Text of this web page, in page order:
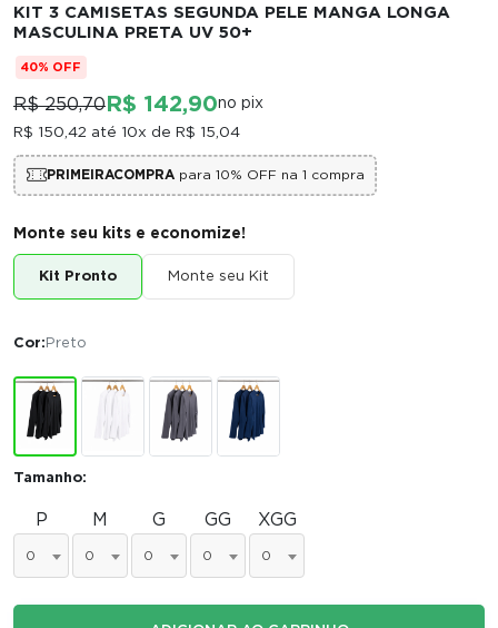
KIT 3 CAMISETAS SEGUNDA PELE MANGA LONGA
MASCULINA PRETA UV 50+
40% OFF
R$ 250,70 R$ 142,90no pix
R$ 150,42 até 10x de R$ 15,04
PRIMEIRACOMPRApara 10% OFF na 1 compra
Monte seu kits e economize!
Kit Pronto Monte seu Kit
Cor: Preto
Tamanho:
P
0
M
0
G
0
GG
0
XGG
0